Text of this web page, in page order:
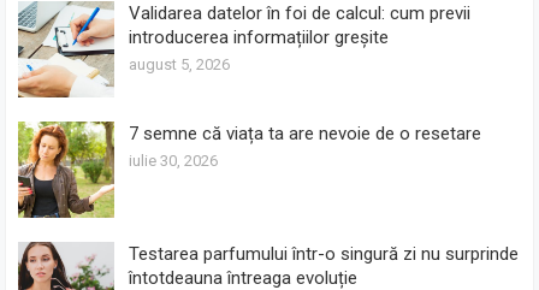
Validarea datelor în foi de calcul: cum previi
introducerea informațiilor greșite
august 5, 2026
7 semne că viața ta are nevoie de o resetare
iulie 30, 2026
Testarea parfumului într-o singură zi nu surprinde
întotdeauna întreaga evoluție